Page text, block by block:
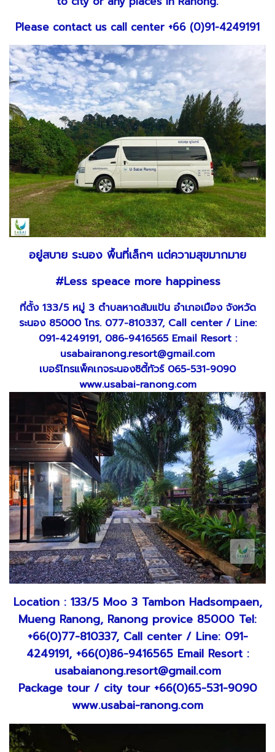
Please contact us call center +66 (0)91-4249191
อยู่สบาย ระนอง พื้นที่เล็กๆ แต่ความสุขมากมาย
#Less speace more happiness
ที่ตั้ง 133/5 หมู่ 3 ตำบลหาดส้มแป้น อำเภอเมือง จังหวัด
ระนอง 85000 โทร. 077-810337, Call center / Line:
091-4249191, 086-9416565 Email Resort :
usabairanong.resort@gmail.com
เบอร์โทรแพ็คเกจระนองซิตี้ทัวร์ 065-531-9090
www.usabai-ranong.com
Location : 133/5 Moo 3 Tambon Hadsompaen,
Mueng Ranong, Ranong provice 85000 Tel:
+66(0)77-810337, Call center / Line: 091-
4249191, +66(0)86-9416565 Email Resort :
usabaianong.resort@gmail.com
Package tour / city tour +66(0)65-531-9090
www.usabai-ranong.com